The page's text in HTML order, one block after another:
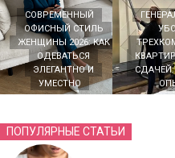
СОВРЕМЕННЫЙ
ОФИСНЫЙ СТИЛЬ
ЖЕНЩИНЫ 2026: КАК
ОДЕВАТЬСЯ
ЭЛЕГАНТНО И
УМЕСТНО
ПОПУЛЯРНЫЕ СТАТЬИ